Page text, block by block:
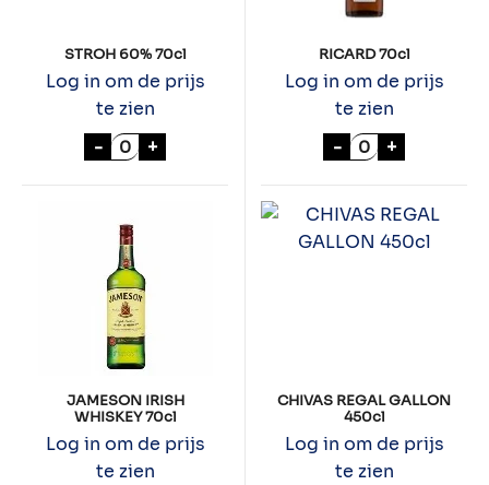
STROH 60% 70cl
Log in om de prijs
te zien
- STROH 60% 70cl aantal
+
RICARD 70cl
Log in om de prijs
te zien
- RICARD 70cl
+
JAMESON IRISH
WHISKEY 70cl
Log in om de prijs
te zien
CHIVAS REGAL GALLON
450cl
Log in om de prijs
te zien